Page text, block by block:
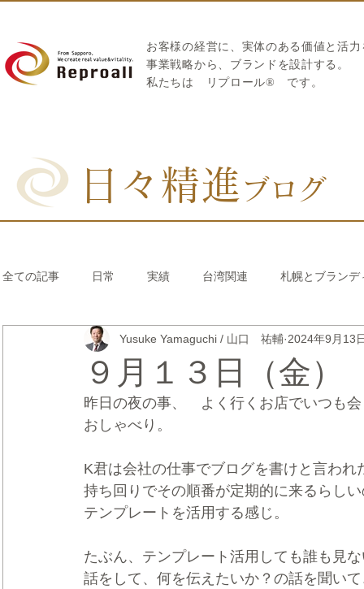
お客様の経営に、実体のある価値と活
​事業戦略から、ブランドを設計する。
私たちは
リプロール® です。
日々精進 ブログ
全ての記事 日常 実績 台湾関連 札幌とブランデ
リブランディング® さとうきび繊維のストロー 中国
CRMブランディング® デジタルマーケティングブランデ
９月１３日（金
Yusuke Yamaguchi / 山口 祐輔 2024年9月13
昨日の夜の事、　よく行くお店でいつも
おしゃべり。
K君は会社の仕事でブログを書けと言われ
持ち回りでその順番が定期的に来るらし
テンプレートを活用する感じ。
たぶん、テンプレート活用しても誰も見
話をして、何を伝えたいか？の話を聞い